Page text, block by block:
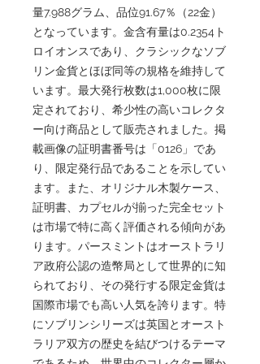
量7.988グラム、品位91.67％（22金）
となっています。金含有量は0.2354ト
ロイオンスであり、クラシックなソブ
リン金貨とほぼ同等の規格を維持して
います。最大発行枚数は1,000枚に限
定されており、希少性の高いコレクタ
ー向け商品として販売されました。掲
載画像の証明書番号は「0126」であ
り、限定発行品であることを示してい
ます。また、オリジナル木製ケース、
証明書、カプセルが揃った完全セット
は市場で特に高く評価される傾向があ
ります。パースミントはオーストラリ
ア政府公認の造幣局として世界的に知
られており、その発行する限定金貨は
国際市場でも高い人気を誇ります。特
にソブリンシリーズは英国とオースト
ラリア双方の歴史を結びつけるテーマ